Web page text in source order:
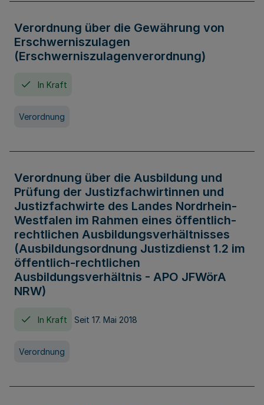
Verordnung über die Gewährung von
Erschwerniszulagen
(Erschwerniszulagenverordnung)
In Kraft
Verordnung
Verordnung über die Ausbildung und
Prüfung der Justizfachwirtinnen und
Justizfachwirte des Landes Nordrhein-
Westfalen im Rahmen eines öffentlich-
rechtlichen Ausbildungsverhältnisses
(Ausbildungsordnung Justizdienst 1.2 im
öffentlich-rechtlichen
Ausbildungsverhältnis - APO JFWörA
NRW)
In Kraft Seit 17. Mai 2018
Verordnung